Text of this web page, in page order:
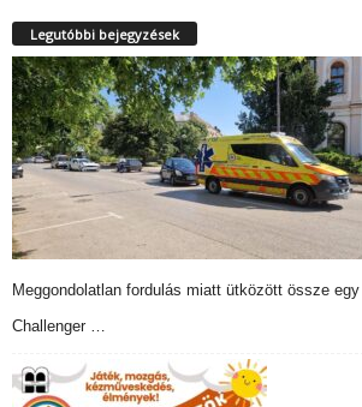
Legutóbbi bejegyzések
Meggondolatlan fordulás miatt ütközött össze
Challenger …